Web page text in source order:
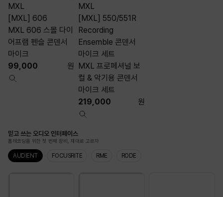
MXL
[MXL] 606
MXL 606 스몰 다이
어프램 펜슬 콘덴서
마이크
99,000
원
MXL
[MXL] 550/551R
Recording
Ensemble 콘덴서
마이크 세트
MXL 프로페셔널 보
컬 & 악기용 콘덴서
마이크 세트
219,000
원
믿고 쓰는 오디오 인터페이스
홈레코딩을 위한 첫 번째 장비, 재대로 고르자
AUDIENT FOCUSRITE RME RODE